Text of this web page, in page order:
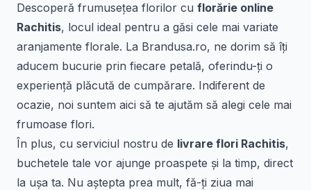
Descoperă frumusețea florilor cu florărie online
Rachitis, locul ideal pentru a găsi cele mai variate
aranjamente florale. La Brandusa.ro, ne dorim să îți
aducem bucurie prin fiecare petală, oferindu-ți o
experiență plăcută de cumpărare. Indiferent de
ocazie, noi suntem aici să te ajutăm să alegi cele mai
frumoase flori.
În plus, cu serviciul nostru de livrare flori Rachitis,
buchetele tale vor ajunge proaspete și la timp, direct
la ușa ta. Nu aștepta prea mult, fă-ți ziua mai